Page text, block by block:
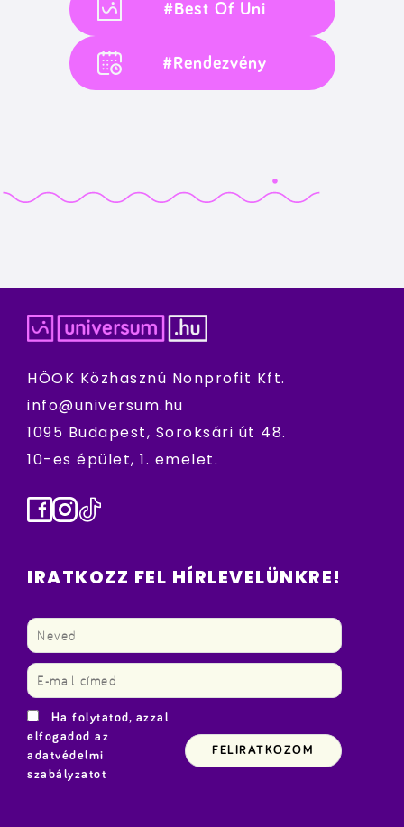
#Best Of Uni
#Rendezvény
HÖOK Közhasznú Nonprofit Kft.
info@universum.hu
1095 Budapest, Soroksári út 48.
10-es épület, 1. emelet.
Facebook
Instagram
TikTok
IRATKOZZ FEL HÍRLEVELÜNKRE!
Ha folytatod, azzal
elfogadod az
adatvédelmi
szabályzatot